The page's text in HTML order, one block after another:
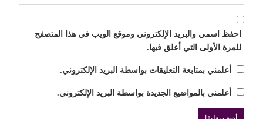
احفظ اسمي والبريد الإلكتروني وموقع الويب في هذا المتصفح
للمرة الأولى التي أعلق فيها.
أعلمني بمتابعة التعليقات بواسطة البريد الإلكتروني.
أعلمني بالمواضيع الجديدة بواسطة البريد الإلكتروني.